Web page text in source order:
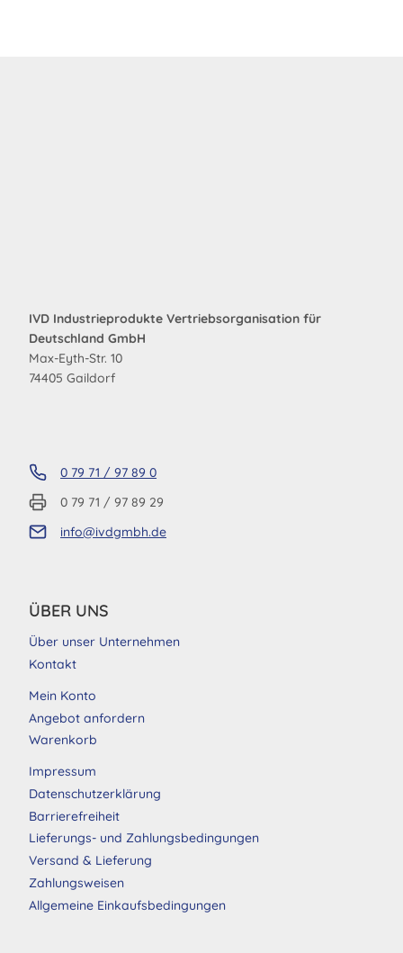
IVD Industrieprodukte Vertriebsorganisation für
Deutschland GmbH
Max-Eyth-Str. 10
74405 Gaildorf
0 79 71 / 97 89 0
0 79 71 / 97 89 29
info@ivdgmbh.de
ÜBER UNS
Über unser Unternehmen
Kontakt
Mein Konto
Angebot anfordern
Warenkorb
Impressum
Datenschutzerklärung
Barrierefreiheit
Lieferungs- und Zahlungsbedingungen
Versand & Lieferung
Zahlungsweisen
Allgemeine Einkaufsbedingungen